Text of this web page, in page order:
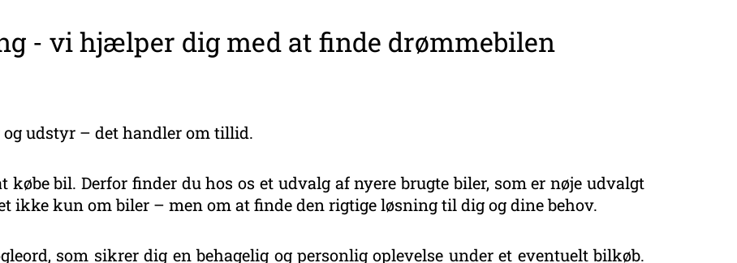
- vi hjælper dig med at finde drømmebilen
udstyr – det handler om tillid.
bil. Derfor finder du hos os et udvalg af nyere brugte biler, som er nøje udvalgt
ikke kun om biler – men om at finde den rigtige løsning til dig og dine behov.
som sikrer dig en behagelig og personlig oplevelse under et eventuelt bilkøb.